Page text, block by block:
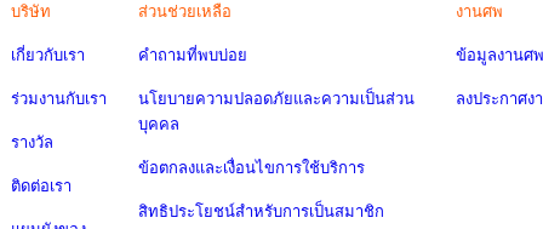
บริษัท
เกี่ยวกับเรา
ร่วมงานกับเรา
รางวัล
ติดต่อเรา
ส่วนช่วยเหลือ
คำถามที่พบบ่อย
นโยบายความปลอดภัยและความเป็นส่วน
บุคคล
ข้อตกลงและเงื่อนไขการใช้บริการ
สิทธิประโยชน์สำหรับการเป็นสมาชิก
งานศพ
ข้อมูลงานศพ
ลงประกาศง